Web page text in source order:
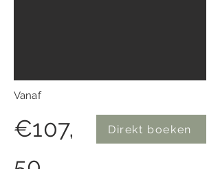
Vanaf
€107,
Direkt boeken